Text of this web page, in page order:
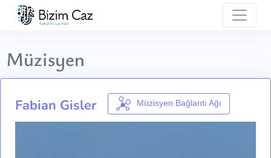
Müzisyen
Fabian Gisler Müzisyen Bağlantı Ağı